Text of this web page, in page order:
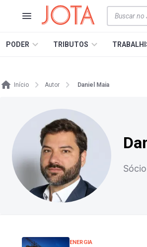
PODER TRIBUTOS
Início Autor Daniel Maia
ENERGIA